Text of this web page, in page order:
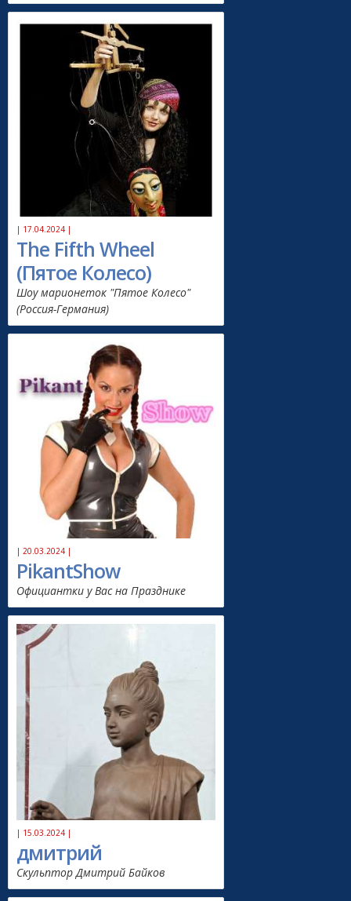
| 17.04.2024 |
The Fifth Wheel
(Пятое Колесо)
Шоу марионеток "Пятое Колесо"
(Россия-Германия)
| 20.03.2024 |
PikantShow
Официантки у Вас на Празднике
| 15.03.2024 |
дмитрий
Скульптор Дмитрий Байков